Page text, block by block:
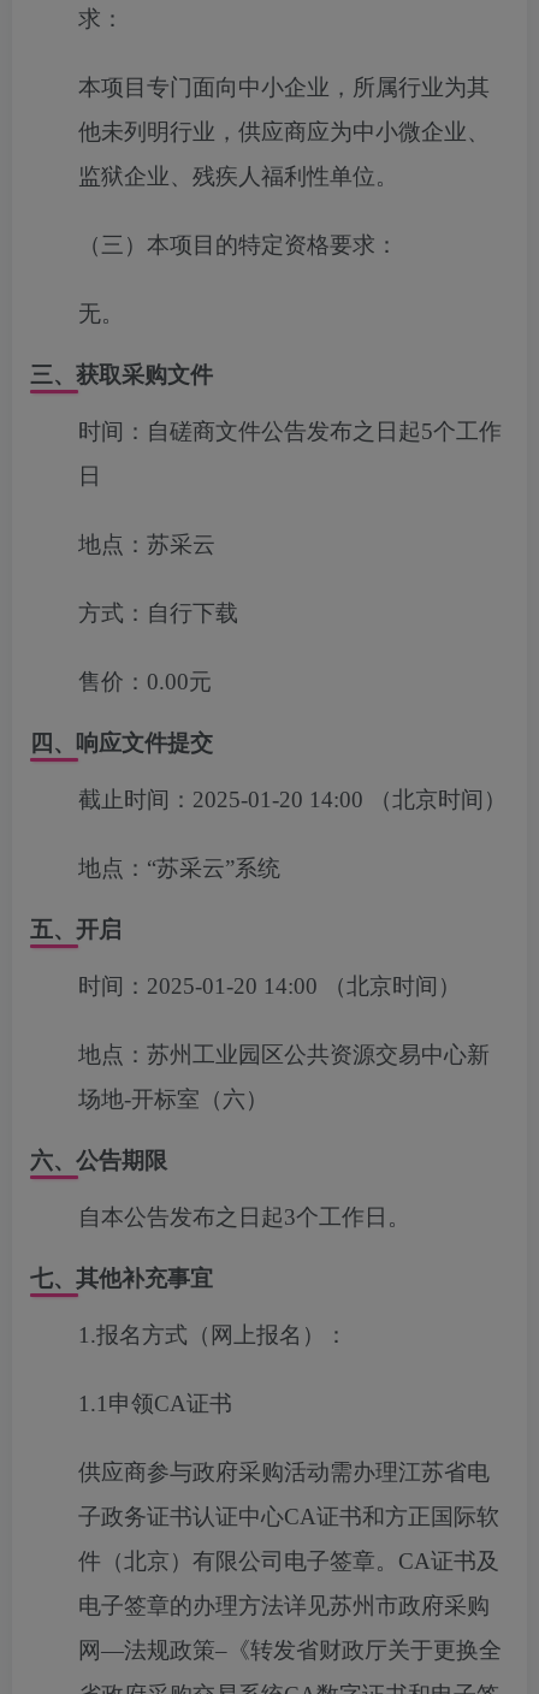
求：
本项目专门面向中小企业，所属行业为其
他未列明行业，供应商应为中小微企业、
监狱企业、残疾人福利性单位。
（三）本项目的特定资格要求：
无。
三、获取采购文件
时间： 自磋商文件公告发布之日起5个工作
日
地点： 苏采云
方式： 自行下载
售价： 0.00元
四、响应文件提交
截止时间： 2025-01-20 14:00 （北京时间）
地点： “苏采云”系统
五、开启
时间： 2025-01-20 14:00 （北京时间）
地点： 苏州工业园区公共资源交易中心新
场地-开标室（六）
六、公告期限
自本公告发布之日起3个工作日。
七、其他补充事宜
1.报名方式（网上报名）：
1.1申领CA证书
供应商参与政府采购活动需办理江苏省电
子政务证书认证中心CA证书和方正国际软
件（北京）有限公司电子签章。CA证书及
电子签章的办理方法详见苏州市政府采购
网―法规政策–《转发省财政厅关于更换全